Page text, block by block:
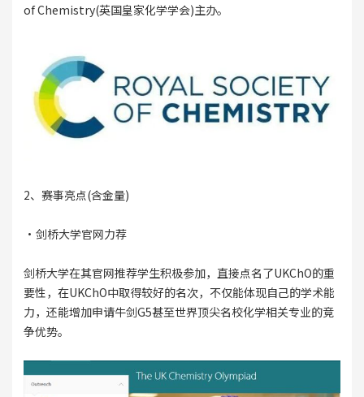
of Chemistry(英国皇家化学学会)主办。
2、赛事亮点(含金量)
·剑桥大学官网力荐
剑桥大学在其官网推荐学生积极参加，直接点名了UKChO的重
要性，在UKChO中取得较好的名次，不仅能体现自己的学术能
力，还能增加申请牛剑G5甚至世界顶尖名校化学相关专业的竞
争优势。